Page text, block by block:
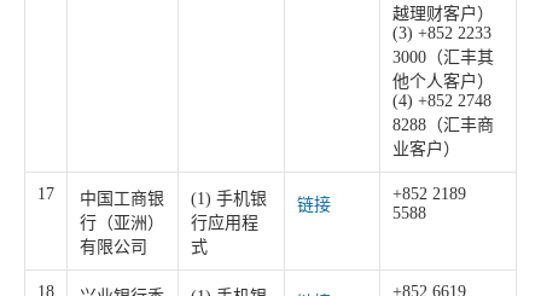
越理财客户）
(3) +852 2233
3000（汇丰其
他个人客户）
(4) +852 2748
8288（汇丰商
业客户）
17
中国工商银
行（亚洲）
有限公司
(1) 手机银
行应用程
式
链接
+852 2189
5588
18
+852 6619